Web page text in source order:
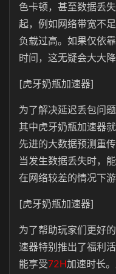
色卡顿，甚至数据丢
起，例如网络带宽不
负载过高。如果仅依
时间，这无疑会大大降
[虎牙奶瓶加速器]
为了解决延迟丢包问
其中虎牙奶瓶加速器就
先进的大数据预测重
当发生数据丢失时，
在网络较差的情况下游
[虎牙奶瓶加速器]
为了帮助玩家们更好
速器特别推出了福利
能享受72H加速时长